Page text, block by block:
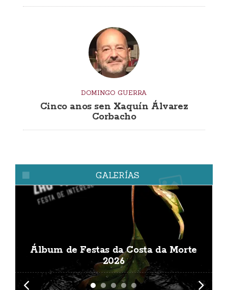
DOMINGO GUERRA
Cinco anos sen Xaquín Álvarez
Corbacho
GALERÍAS
Álbum de Festas da Costa da Morte
2026